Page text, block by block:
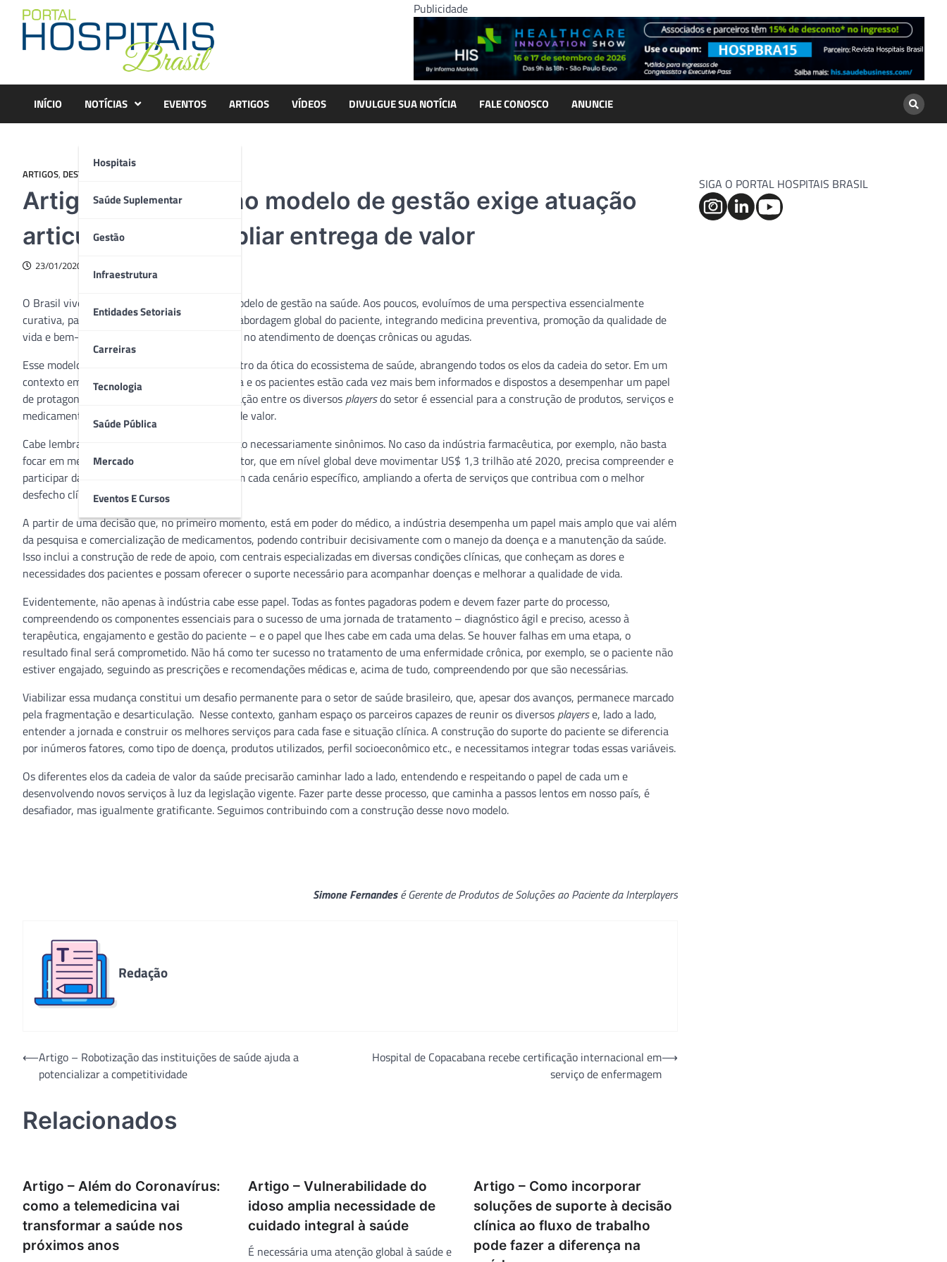
content
Publicidade
INÍCIO NOTÍCIAS
Hospitais
Saúde Suplementar
Gestão
Infraestrutura
Entidades Setoriais
Carreiras
Tecnologia
Saúde Pública
Mercado
Eventos E Cursos
EVENTOS ARTIGOS VÍDEOS DIVULGUE SUA NOTÍCIA FALE CONOSCO ANUNCIE
ARTIGOS, DESTAQUE
Artigo – Mudança no modelo de gestão exige atuação
articulada para ampliar entrega de valor
23/01/2020
O Brasil vive um momento de transição no modelo de gestão na saúde. Aos poucos, evoluímos de uma perspectiva essencialmente
curativa, para um modelo que privilegia uma abordagem global do paciente, integrando medicina preventiva, promoção da qualidade de
vida e bem-estar, sem se concentrar somente no atendimento de doenças crônicas ou agudas.
Esse modelo exige redes mais articuladas dentro da ótica do ecossistema de saúde, abrangendo todos os elos da cadeia do setor. Em um
contexto em que o foco não é apenas a doença e os pacientes estão cada vez mais bem informados e dispostos a desempenhar um papel
de protagonismo no próprio cuidado, a integração entre os diversos playersdo setor é essencial para a construção de produtos, serviços e
medicamentos capazes de ampliar a entrega de valor.
Cabe lembrar que valor e preços baixos não são necessariamente sinônimos. No caso da indústria farmacêutica, por exemplo, não basta
focar em medicamentos mais baratos. Este setor, que em nível global deve movimentar US$ 1,3 trilhão até 2020, precisa compreender e
participar da gestão da jornada do paciente em cada cenário específico, ampliando a oferta de serviços que contribua com o melhor
desfecho clínico.
A partir de uma decisão que, no primeiro momento, está em poder do médico, a indústria desempenha um papel mais amplo que vai além
da pesquisa e comercialização de medicamentos, podendo contribuir decisivamente com o manejo da doença e a manutenção da saúde.
Isso inclui a construção de rede de apoio, com centrais especializadas em diversas condições clínicas, que conheçam as dores e
necessidades dos pacientes e possam oferecer o suporte necessário para acompanhar doenças e melhorar a qualidade de vida.
Evidentemente, não apenas à indústria cabe esse papel. Todas as fontes pagadoras podem e devem fazer parte do processo,
compreendendo os componentes essenciais para o sucesso de uma jornada de tratamento – diagnóstico ágil e preciso, acesso à
terapêutica, engajamento e gestão do paciente – e o papel que lhes cabe em cada uma delas. Se houver falhas em uma etapa, o
resultado final será comprometido. Não há como ter sucesso no tratamento de uma enfermidade crônica, por exemplo, se o paciente não
estiver engajado, seguindo as prescrições e recomendações médicas e, acima de tudo, compreendendo por que são necessárias.
Viabilizar essa mudança constitui um desafio permanente para o setor de saúde brasileiro, que, apesar dos avanços, permanece marcado
pela fragmentação e desarticulação. Nesse contexto, ganham espaço os parceiros capazes de reunir os diversos playerse, lado a lado,
entender a jornada e construir os melhores serviços para cada fase e situação clínica. A construção do suporte do paciente se diferencia
por inúmeros fatores, como tipo de doença, produtos utilizados, perfil socioeconômico etc., e necessitamos integrar todas essas variáveis.
Os diferentes elos da cadeia de valor da saúde precisarão caminhar lado a lado, entendendo e respeitando o papel de cada um e
desenvolvendo novos serviços à luz da legislação vigente. Fazer parte desse processo, que caminha a passos lentos em nosso país, é
desafiador, mas igualmente gratificante. Seguimos contribuindo com a construção desse novo modelo.
Simone Fernandesé Gerente de Produtos de Soluções ao Paciente da Interplayers
Redação
Navegação
⟵Artigo – Robotização das instituições de saúde ajuda a
potencializar a competitividade
Hospital de Copacabana recebe certificação internacional em
serviço de enfermagem
⟶
Relacionados
Artigo – Além do Coronavírus:
como a telemedicina vai
transformar a saúde nos
próximos anos
Artigo – Vulnerabilidade do
idoso amplia necessidade de
cuidado integral à saúde
É necessária uma atenção global à saúde e
Artigo – Como incorporar
soluções de suporte à decisão
clínica ao fluxo de trabalho
pode fazer a diferença na
SIGA O PORTAL HOSPITAIS BRASIL